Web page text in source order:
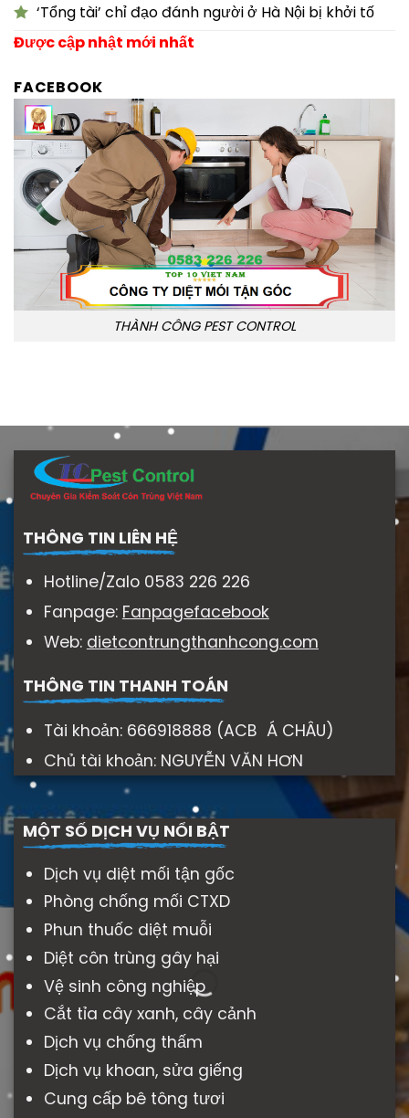
‘Tổng tài’ chỉ đạo đánh người ở Hà Nội bị khởi tố
Được cập nhật mới nhất
FACEBOOK
THÀNH CÔNG PEST CONTROL
THÔNG TIN LIÊN HỆ
Hotline/Zalo 0583 226 226
Fanpage: Fanpagefacebook
Web: dietcontrungthanhcong.com
THÔNG TIN THANH TOÁN
Tài khoản: 666918888 (ACB Á CHÂU)
Chủ tài khoản: NGUYỄN VĂN HƠN
MỘT SỐ DỊCH VỤ NỔI BẬT
Dịch vụ diệt mối tận gốc
Phòng chống mối CTXD
Phun thuốc diệt muỗi
Diệt côn trùng gây hại
Vệ sinh công nghiệp
Cắt tỉa cây xanh, cây cảnh
Dịch vụ chống thấm
Dịch vụ khoan, sửa giếng
Cung cấp bê tông tươi